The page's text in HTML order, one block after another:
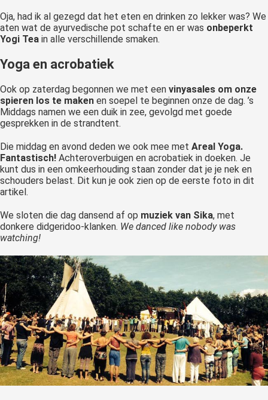
Oja, had ik al gezegd dat het eten en drinken zo lekker was? We
aten wat de ayurvedische pot schafte en er was onbeperkt
Yogi Tea in alle verschillende smaken.
Yoga en acrobatiek
Ook op zaterdag begonnen we met een vinyasales om onze
spieren los te maken en soepel te beginnen onze de dag. ’s
Middags namen we een duik in zee, gevolgd met goede
gesprekken in de strandtent.
Die middag en avond deden we ook mee met Areal Yoga.
Fantastisch! Achteroverbuigen en acrobatiek in doeken. Je
kunt dus in een omkeerhouding staan zonder dat je je nek en
schouders belast. Dit kun je ook zien op de eerste foto in dit
artikel.
We sloten die dag dansend af op muziek van Sika, met
donkere didgeridoo-klanken. We danced like nobody was
watching!